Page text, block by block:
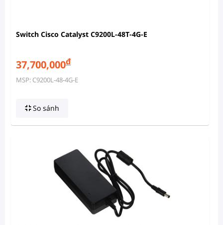
Switch Cisco Catalyst C9200L-48T-4G-E
37,700,000đ
MSP: C9200L-48-4G-E
So sánh